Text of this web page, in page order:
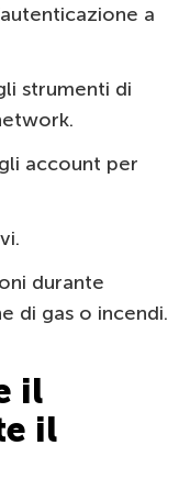
a
strumenti di
account per
durante
di gas o incendi.
il
il